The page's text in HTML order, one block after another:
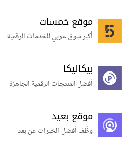
موقع خمسات
أكبر سوق عربي للخدمات الرقمية
بيكاليكا
أفضل المنتجات الرقمية الجاهزة
موقع بعيد
وظّف أفضل الخبرات عن بعد